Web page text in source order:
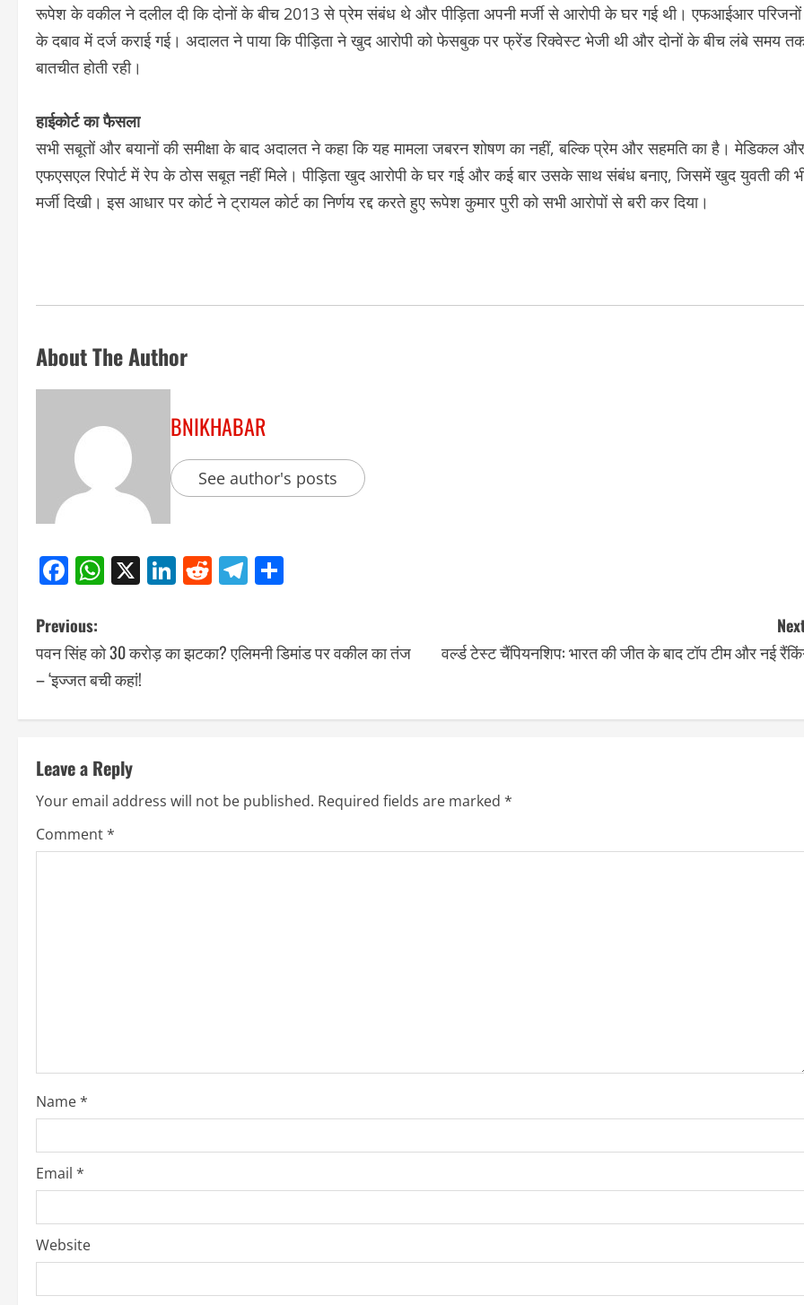
रूपेश के वकील ने दलील दी कि दोनों के बीच 2013 से प्रेम संबंध थे और पीड़िता अपनी मर्जी से आरोपी के घर गई थी। एफआईआर परिजनों
के दबाव में दर्ज कराई गई। अदालत ने पाया कि पीड़िता ने खुद आरोपी को फेसबुक पर फ्रेंड रिक्वेस्ट भेजी थी और दोनों के बीच लंबे समय
बातचीत होती रही।
हाईकोर्ट का फैसला
सभी सबूतों और बयानों की समीक्षा के बाद अदालत ने कहा कि यह मामला जबरन शोषण का नहीं, बल्कि प्रेम और सहमति का है। मेडिकल और
एफएसएल रिपोर्ट में रेप के ठोस सबूत नहीं मिले। पीड़िता खुद आरोपी के घर गई और कई बार उसके साथ संबंध बनाए, जिसमें खुद युवती की
मर्जी दिखी। इस आधार पर कोर्ट ने ट्रायल कोर्ट का निर्णय रद्द करते हुए रूपेश कुमार पुरी को सभी आरोपों से बरी कर दिया।
About The Author
BNIKHABAR
See author's posts
Facebook
WhatsApp
X LinkedIn
RedditTelegram
Previous:
पवन सिंह को 30 करोड़ का झटका? एलिमनी डिमांड पर वकील का तंज
– ‘इज्जत बची कहां!
वर्ल्ड टेस्ट चैंपियनशिप: भारत की जीत के बाद टॉप टीम और नई
Leave a Reply
Your email address will not be published. Required fields are marked *
Comment*
Name*
Email *
Website